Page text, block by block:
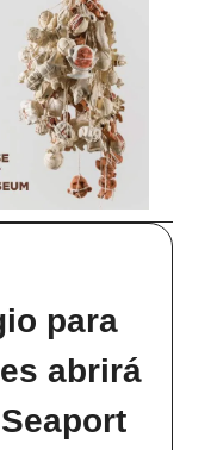
para
abrirá